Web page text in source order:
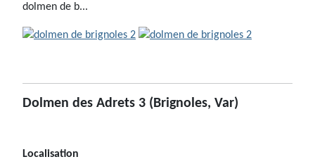
dolmen de b...
Dolmen des Adrets 3 (Brignoles, Var)
Localisation